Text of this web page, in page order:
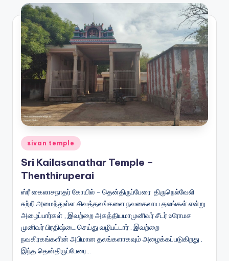
Posted
in
sivan temple
Sri Kailasanathar Temple –
Thenthiruperai
ஸ்ரீ கைலாசநாதர் கோயில் - தென்திருப்பேரை திருநெல்வேலி
சுற்றி அமைந்துள்ள சிவத்தலங்களை நவகைலாய தலங்கள் என்று
அழைப்பார்கள் , இவற்றை அகத்தியமாமுனிவர் சீடர் உரோமச
முனிவர் பிரதிஷ்டை செய்து வழிபட்டார் . இவற்றை
நவகிரகங்களின் அபிமான தலங்களாகவும் அழைக்கப்படுகிறது .
இந்த தென்திருப்பேரை…